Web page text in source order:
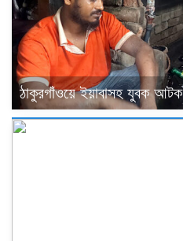
ঠাকুরগাঁওয়ে ইয়াবাসহ যুবক আটক